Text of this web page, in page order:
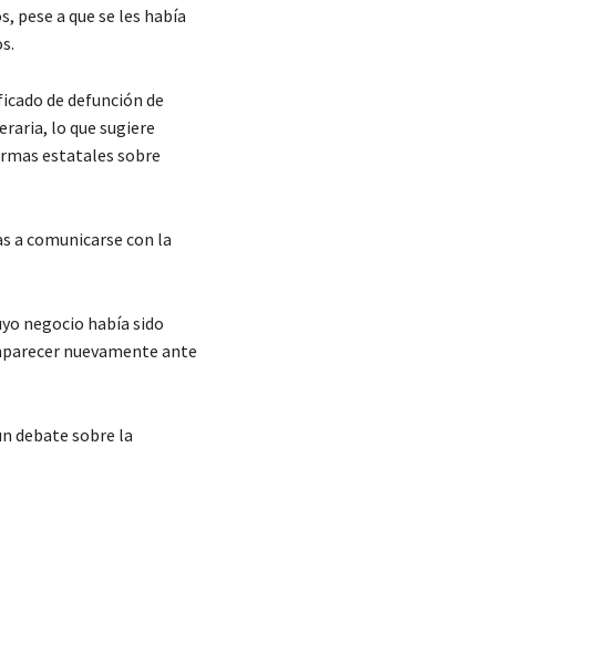
pese a que se les había
de defunción de
lo que sugiere
estatales sobre
a comunicarse con la
negocio había sido
nuevamente ante
debate sobre la